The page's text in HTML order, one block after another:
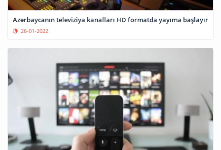
Azərbaycanın televiziya kanalları HD formatda yayıma başlayır
26-01-2022